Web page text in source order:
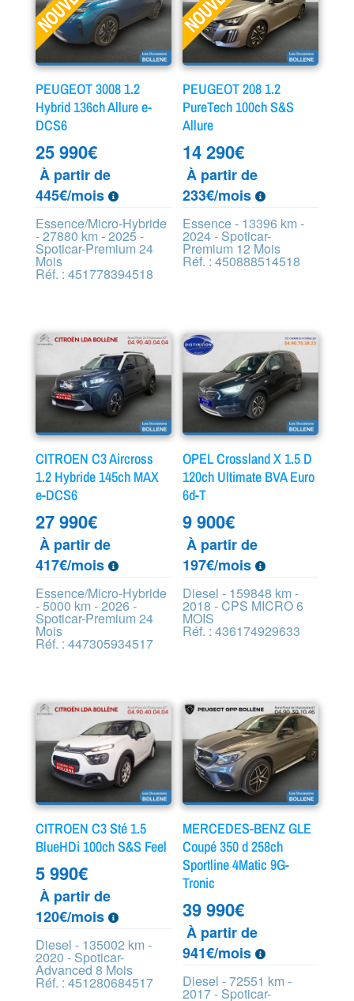
PEUGEOT 3008 1.2
Hybrid 136ch Allure e-
DCS6
25 990€
À partir de
445€/mois
Essence/Micro-Hybride
- 27880 km - 2025 -
Spoticar-Premium 24
Mois
Réf. : 451778394518
PEUGEOT 208 1.2
PureTech 100ch S&S
Allure
14 290€
À partir de
233€/mois
Essence - 13396 km -
2024 - Spoticar-
Premium 12 Mois
Réf. : 450888514518
CITROEN C3 Aircross
1.2 Hybride 145ch MAX
e-DCS6
27 990€
À partir de
417€/mois
Essence/Micro-Hybride
- 5000 km - 2026 -
Spoticar-Premium 24
Mois
Réf. : 447305934517
OPEL Crossland X 1.5 D
120ch Ultimate BVA Euro
6d-T
9 900€
À partir de
197€/mois
Diesel - 159848 km -
2018 - CPS MICRO 6
MOIS
Réf. : 436174929633
CITROEN C3 Sté 1.5
BlueHDi 100ch S&S Feel
5 990€
À partir de
120€/mois
Diesel - 135002 km -
2020 - Spoticar-
Advanced 8 Mois
Réf. : 451280684517
MERCEDES-BENZ GLE
Coupé 350 d 258ch
Sportline 4Matic 9G-
Tronic
39 990€
À partir de
941€/mois
Diesel - 72551 km -
2017 - Spoticar-